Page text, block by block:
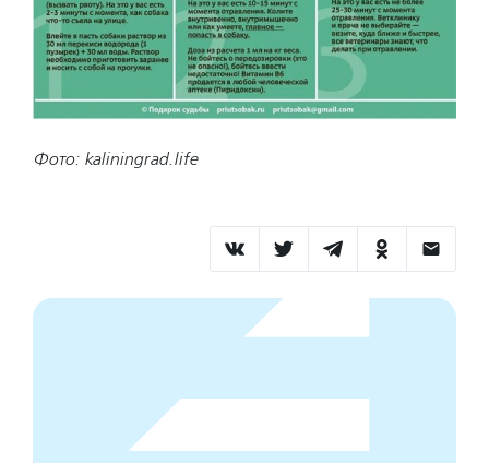
Фото: kaliningrad.life